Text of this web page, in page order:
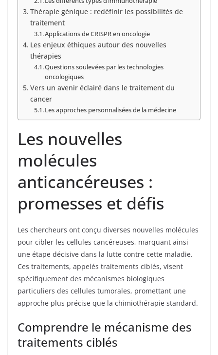
Thérapie génique : redéfinir les possibilités de
traitement
Applications de CRISPR en oncologie
Les enjeux éthiques autour des nouvelles
thérapies
Questions soulevées par les technologies
oncologiques
Vers un avenir éclairé dans le traitement du
cancer
Les approches personnalisées de la médecine
Les nouvelles
molécules
anticancéreuses :
promesses et défis
Les chercheurs ont conçu diverses nouvelles molécules
pour cibler les cellules cancéreuses, marquant ainsi
une étape décisive dans la lutte contre cette maladie.
Ces traitements, appelés traitements ciblés, visent
spécifiquement des mécanismes biologiques
particuliers des cellules tumorales, promettant une
approche plus précise que la chimiothérapie standard.
Comprendre le mécanisme des
traitements ciblés